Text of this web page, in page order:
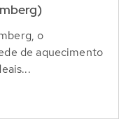
o
de aquecimento